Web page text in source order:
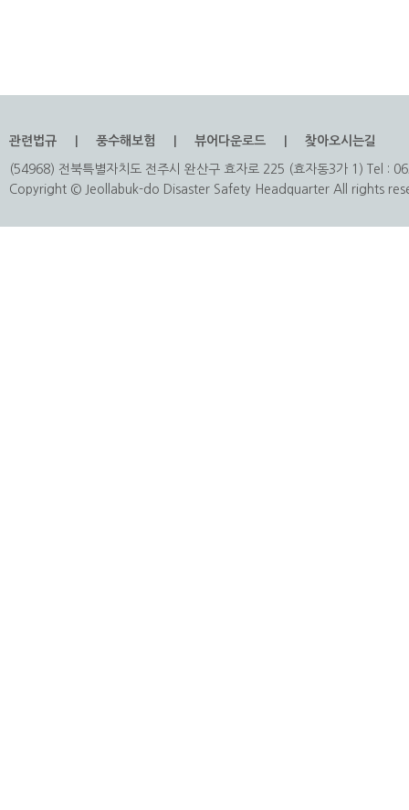
관련법규 풍수해보험 뷰어다운로드 찾아오시는길
(54968) 전북특별자치도 전주시 완산구 효자로 225 (효자동3가 1) Tel :
Copyright © Jeollabuk-do Disaster Safety Headquarter All rights